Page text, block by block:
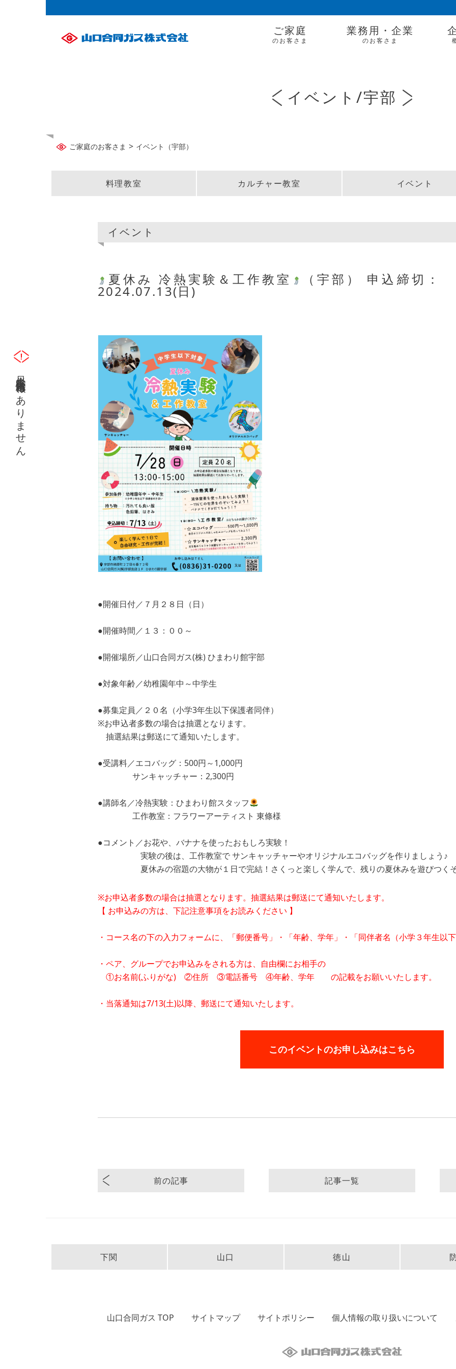
ご家庭
のお客さま
業務用・企業
のお客さま
只今災害緊急情報はありません
イベント/宇部
ご家庭のお客さま > イベント（宇部）
料理教室 カルチャー教室 イベント
イベント
夏休み 冷熱実験＆工作教室 （宇部） 申込締切：
2024.07.13(日)
●開催日付／７月２８日（日）
●開催時間／１３：００～
●開催場所／山口合同ガス(株) ひまわり館宇部
●対象年齢／幼稚園年中～中学生
●募集定員／２０名（小学3年生以下保護者同伴）
※お申込者多数の場合は抽選となります。
抽選結果は郵送にて通知いたします。
●受講料／エコバッグ：500円～1,000円
サンキャッチャー：2,300円
●講師名／冷熱実験：ひまわり館スタッフ
工作教室：フラワーアーティスト 東條様
●コメント／お花や、バナナを使ったおもしろ実験！
実験の後は、工作教室で サンキャッチャーやオリジナルエコバッグを作りましょう♪
夏休みの宿題の大物が１日で完結！さくっと楽しく学んで、残りの夏休みを遊びつく
※お申込者多数の場合は抽選となります。抽選結果は郵送にて通知いたします。
【 お申込みの方は、下記注意事項をお読みください 】
・コース名の下の入力フォームに、「郵便番号」・「年齢、学年」・「同伴者名（小学３年生以
・ペア、グループでお申込みをされる方は、自由欄にお相手の
①お名前(ふりがな) ②住所 ③電話番号 ④年齢、学年 の記載をお願いいたします。
・当落通知は7/13(土)以降、郵送にて通知いたします。
このイベントのお申し込みはこちら
前の記事 記事一覧
下関 山口 徳山
山口合同ガス TOP サイトマップ サイトポリシー 個人情報の取り扱いについて